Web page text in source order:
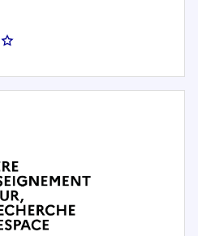
: RESPONSABLE DU SERVICE